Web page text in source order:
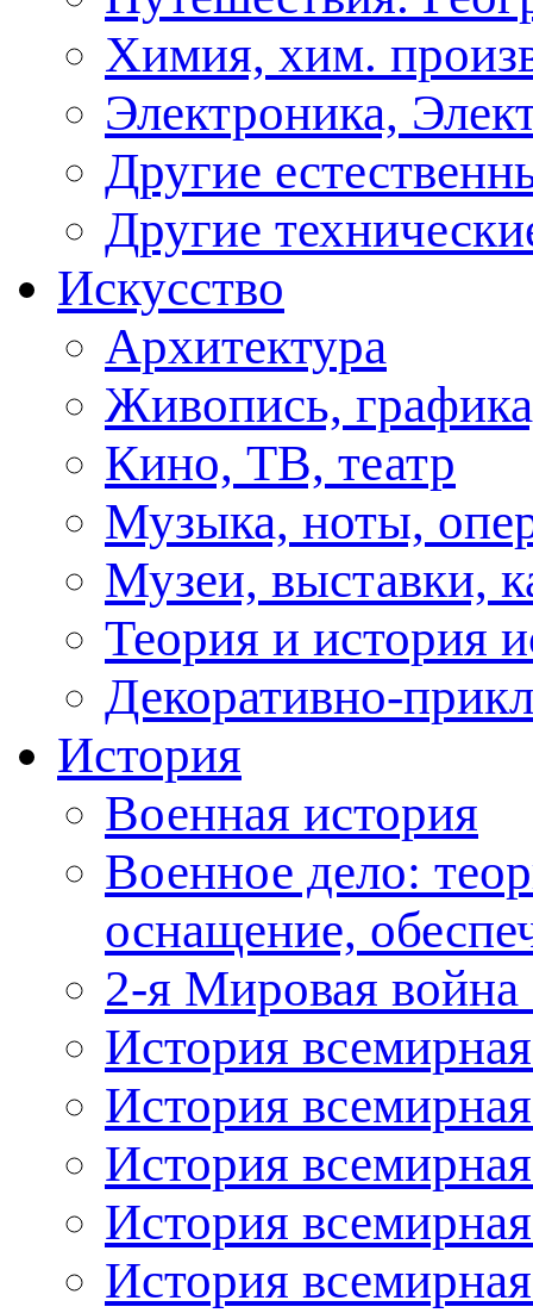
Химия, хим.
Электроника,
Другие
Другие
Искусство
Архитектура
Живопись,
Кино, ТВ, театр
Музыка, ноты,
Музеи, выставки,
Теория и история
Декоративно-
История
Военная история
Военное дело:
оснащение,
2-я Мировая война
История
История
История
История
История